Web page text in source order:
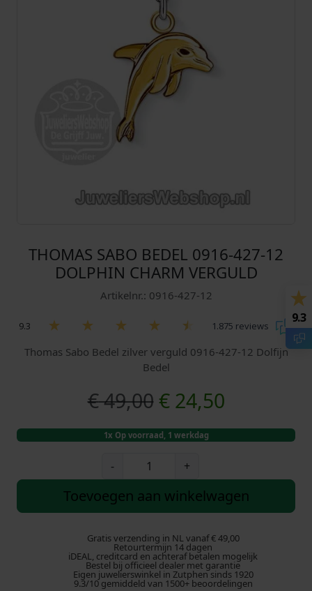
THOMAS SABO BEDEL 0916-427-12
DOLPHIN CHARM VERGULD
Artikelnr.: 0916-427-12
9.3 1.875 reviews
Thomas Sabo Bedel zilver verguld 0916-427-12 Dolfijn
Bedel
€49,00 O
o
s
p
r
o
€24,50H
u
d
i
g
e
1x Op voorraad, 1 werkdag
-
o
s
S
a
b
+
Toevoegen aan winkelwagen
Gratis verzending in NL vanaf € 49,00
Retourtermijn 14 dagen
iDEAL, creditcard en achteraf betalen mogelijk
Bestel bij officieel dealer met garantie
Eigen juwelierswinkel in Zutphen sinds 1920
9.3/10 gemiddeld van 1500+ beoordelingen
9.3